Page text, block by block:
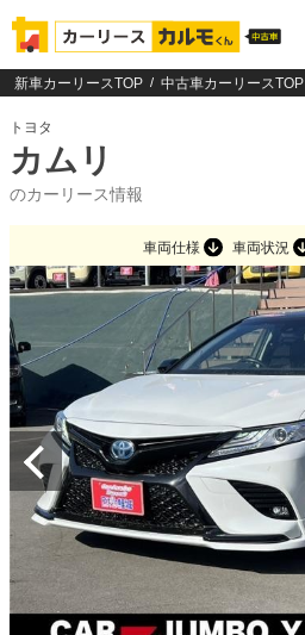
新車カーリースTOP 中古車カーリースTOP
トヨタ
カムリ
のカーリース情報
車両仕様 車両状況